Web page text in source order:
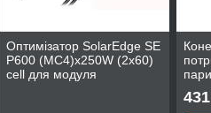
Оптимізатор SolarEdge SE
P600 (MC4)х250W (2х60)
cell для модуля
431